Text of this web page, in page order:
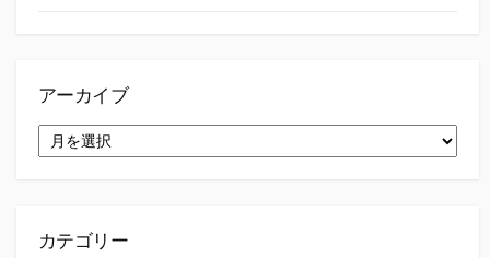
アーカイブ
ー
カテゴリー